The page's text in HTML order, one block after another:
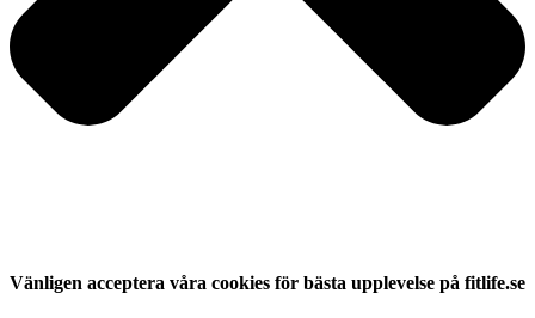
Vänligen acceptera våra cookies för bästa upplevelse på fitlife.se